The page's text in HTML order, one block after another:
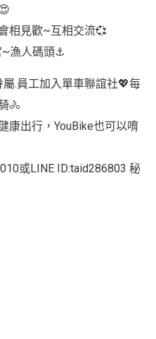
相見歡~互相交流💞
漁人碼頭⚓
.員工加入單車聯誼社💖每
🚴
康出行，YouBike也可以唷
或LINE ID:taid286803 秘